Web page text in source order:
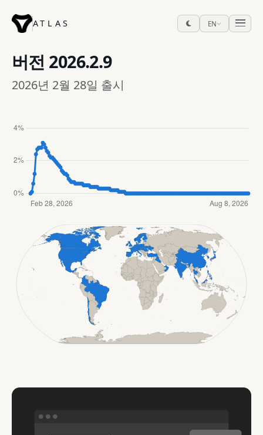
ATLAS EN
버전 2026.2.9
2026년 2월 28일 출시